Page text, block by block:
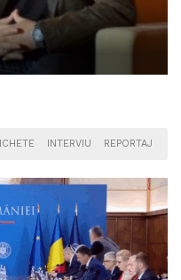
INTERVIU REPORTAJ